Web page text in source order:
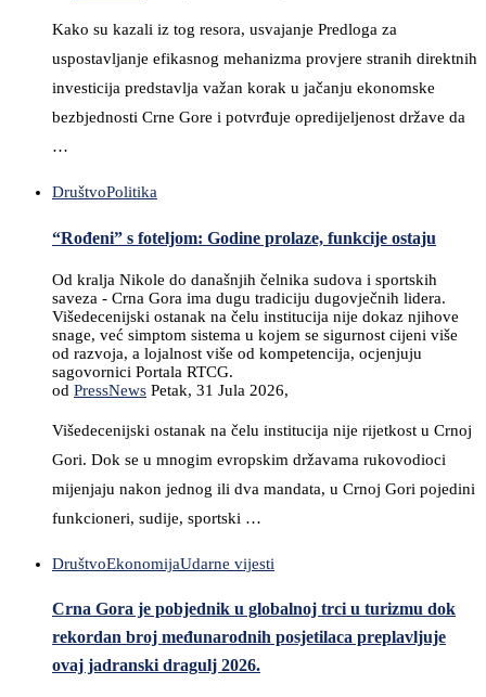
Kako su kazali iz tog resora, usvajanje Predloga za
uspostavljanje efikasnog mehanizma provjere stranih direktnih
investicija predstavlja važan korak u jačanju ekonomske
bezbjednosti Crne Gore i potvrđuje opredijeljenost države da
…
DruštvoPolitika
“Rođeni” s foteljom: Godine prolaze, funkcije ostaju
Od kralja Nikole do današnjih čelnika sudova i sportskih
saveza - Crna Gora ima dugu tradiciju dugovječnih lidera.
Višedecenijski ostanak na čelu institucija nije dokaz njihove
snage, već simptom sistema u kojem se sigurnost cijeni više
od razvoja, a lojalnost više od kompetencija, ocjenjuju
sagovornici Portala RTCG.
od PressNews Petak, 31 Jula 2026,
Višedecenijski ostanak na čelu institucija nije rijetkost u Crnoj
Gori. Dok se u mnogim evropskim državama rukovodioci
mijenjaju nakon jednog ili dva mandata, u Crnoj Gori pojedini
funkcioneri, sudije, sportski …
DruštvoEkonomijaUdarne vijesti
Crna Gora je pobjednik u globalnoj trci u turizmu dok
rekordan broj međunarodnih posjetilaca preplavljuje
ovaj jadranski dragulj 2026.